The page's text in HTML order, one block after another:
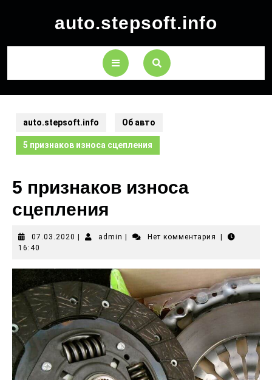
auto.stepsoft.info
auto.stepsoft.info Об авто
5 признаков износа сцепления
5 признаков износа
сцепления
07.03.2020 admin Нет комментария
16:40